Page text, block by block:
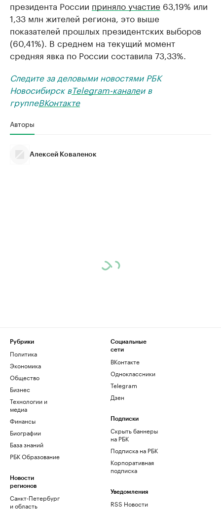
президента России приняло участие 63,19% или
1,33 млн жителей региона, это выше
показателей прошлых президентских выборов
(60,41%). В среднем на текущий момент
средняя явка по России составила 73,33%.
Следите за деловыми новостями РБК
Новосибирск вTelegram-каналеи в
группеВКонтакте
Авторы
Алексей Коваленок
Рубрики
Политика
Экономика
Общество
Бизнес
Технологии и
медиа
Финансы
Биографии
База знаний
РБК Образование
Новости
регионов
Санкт-Петербург
и область
Социальные
сети
ВКонтакте
Одноклассники
Telegram
Дзен
Подписки
Скрыть баннеры
на РБК
Подписка на РБК
Корпоративная
подписка
Уведомления
RSS Новости